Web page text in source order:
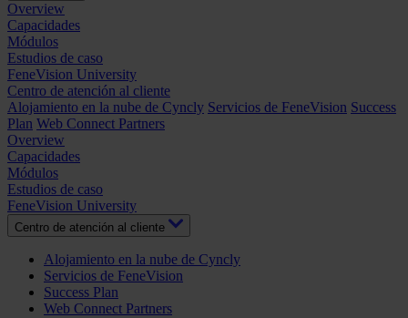
Overview
Capacidades
Módulos
Estudios de caso
FeneVision University
Centro de atención al cliente
Alojamiento en la nube de Cyncly Servicios de FeneVision Success
Plan Web Connect Partners
Overview
Capacidades
Módulos
Estudios de caso
FeneVision University
Centro de atención al cliente
Alojamiento en la nube de Cyncly
Servicios de FeneVision
Success Plan
Web Connect Partners